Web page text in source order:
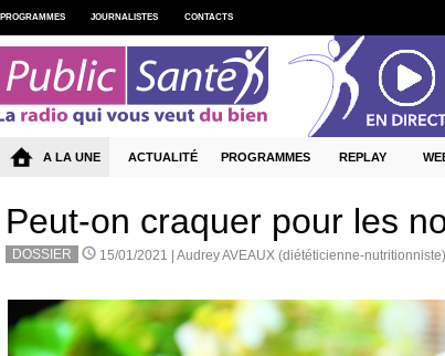
Peut-on craquer pour les
DOSSIER 15/01/2021 | Audrey AVEAUX (diététicienne-nutritionniste)
PROGRAMMES JOURNALISTES CONTACTS
A LA UNE ACTUALITÉ PROGRAMMES REPLAY